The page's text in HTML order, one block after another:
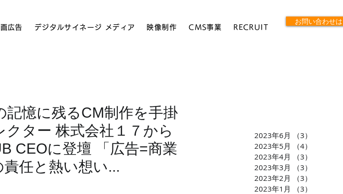
広告 デジタルサイネージ メディア 映像制作 CMS事業 RECRUIT
お問い合わせ
記憶に残るCM制作を手掛
ター 株式会社１７から
CEOに登壇 「広告=商業
任と熱い想い...
2023年6月 （3）
2023年5月
（4）
2023年4月
（3）
2023年3月
（3）
2023年2月
（3）
2023年1月
（3）